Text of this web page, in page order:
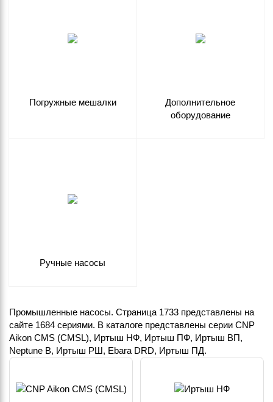
Погружные мешалки
Дополнительное
оборудование
Ручные насосы
Промышленные насосы. Страница 1733 представлены на
сайте 1684 сериями. В каталоге представлены серии CNP
Aikon CMS (CMSL), Иртыш НФ, Иртыш ПФ, Иртыш ВП,
Neptune B, Иртыш РШ, Ebara DRD, Иртыш ПД.